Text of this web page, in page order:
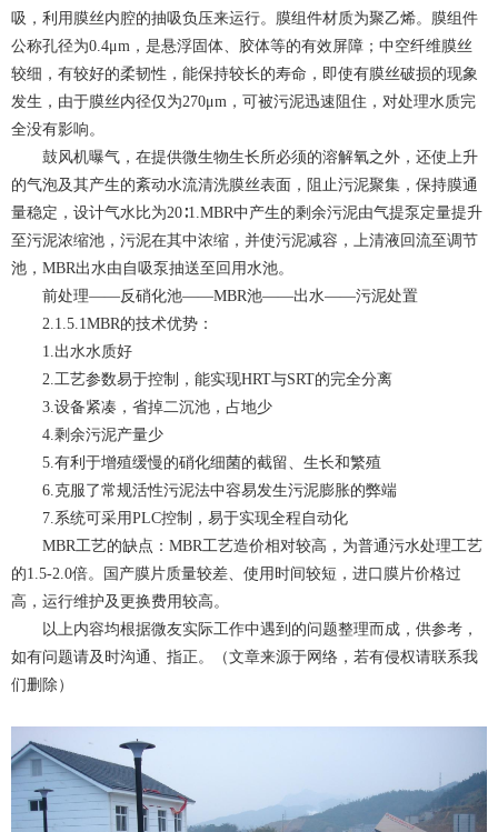
吸，利用膜丝内腔的抽吸负压来运行。膜组件材质为聚乙烯。膜组件
公称孔径为0.4μm，是悬浮固体、胶体等的有效屏障；中空纤维膜丝
较细，有较好的柔韧性，能保持较长的寿命，即使有膜丝破损的现象
发生，由于膜丝内径仅为270μm，可被污泥迅速阻住，对处理水质完
全没有影响。
鼓风机曝气，在提供微生物生长所必须的溶解氧之外，还使上升
的气泡及其产生的紊动水流清洗膜丝表面，阻止污泥聚集，保持膜通
量稳定，设计气水比为20∶1.MBR中产生的剩余污泥由气提泵定量提升
至污泥浓缩池，污泥在其中浓缩，并使污泥减容，上清液回流至调节
池，MBR出水由自吸泵抽送至回用水池。
前处理——反硝化池——MBR池——出水——污泥处置
2.1.5.1MBR的技术优势：
1.出水水质好
2.工艺参数易于控制，能实现HRT与SRT的完全分离
3.设备紧凑，省掉二沉池，占地少
4.剩余污泥产量少
5.有利于增殖缓慢的硝化细菌的截留、生长和繁殖
6.克服了常规活性污泥法中容易发生污泥膨胀的弊端
7.系统可采用PLC控制，易于实现全程自动化
MBR工艺的缺点：MBR工艺造价相对较高，为普通污水处理工艺
的1.5-2.0倍。国产膜片质量较差、使用时间较短，进口膜片价格过
高，运行维护及更换费用较高。
以上内容均根据微友实际工作中遇到的问题整理而成，供参考，
如有问题请及时沟通、指正。（文章来源于网络，若有侵权请联系我
们删除）